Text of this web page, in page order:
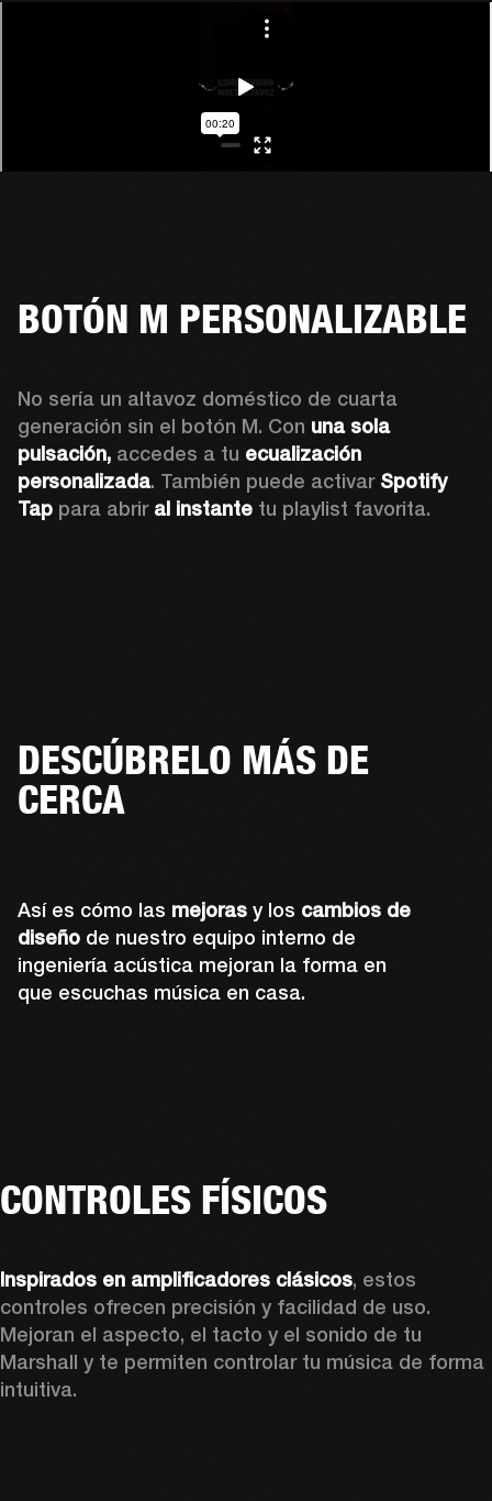
BOTÓN M PERSONALIZABLE
No sería un altavoz doméstico de cuarta
generación sin el botón M. Con una sola
pulsación, accedes a tu ecualización
personalizada. También puede activar Spotify
Tap para abrir al instante tu playlist favorita.
DESCÚBRELO MÁS DE
CERCA
Así es cómo las mejoras y los cambios de
diseño de nuestro equipo interno de
ingeniería acústica mejoran la forma en
que escuchas música en casa.
CONTROLES FÍSICOS
Inspirados en amplificadores clásicos, estos
controles ofrecen precisión y facilidad de uso.
Mejoran el aspecto, el tacto y el sonido de tu
Marshall y te permiten controlar tu música de forma
intuitiva.